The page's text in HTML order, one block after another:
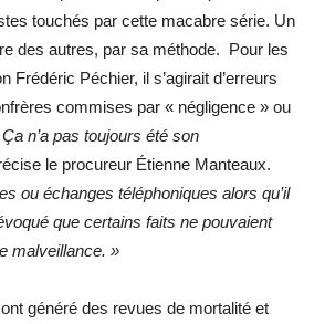
touchés par cette macabre série. Un
des autres, par sa méthode. Pour les
Frédéric Péchier, il s’agirait d’erreurs
commises par « négligence » ou
n’a pas toujours été son
le procureur Étienne Manteaux.
ou échanges téléphoniques alors qu’il
que certains faits ne pouvaient
malveillance. »
généré des revues de mortalité et